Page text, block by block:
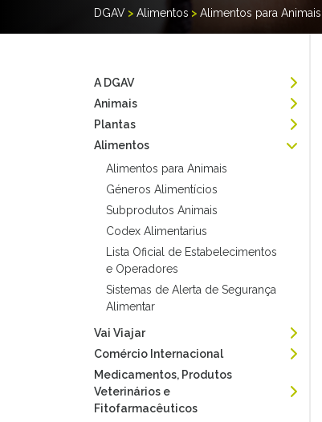
DGAV > Alimentos > Alimentos para Animais
A DGAV
Animais
Plantas
Alimentos
Alimentos para Animais
Géneros Alimentícios
Subprodutos Animais
Codex Alimentarius
Lista Oficial de Estabelecimentos
e Operadores
Sistemas de Alerta de Segurança
Alimentar
Vai Viajar
Comércio Internacional
Medicamentos, Produtos
Veterinários e
Fitofarmacêuticos